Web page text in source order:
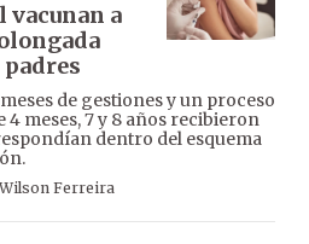
vacunan a
de gestiones y un proceso
meses, 7 y 8 años recibieron
dentro del esquema
Wilson Ferreira